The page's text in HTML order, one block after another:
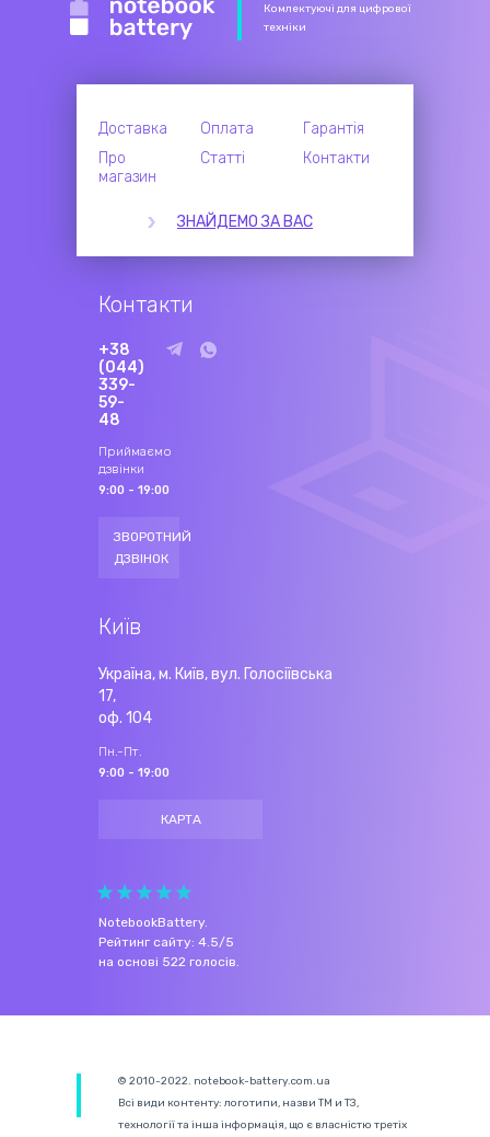
Комлектуючі для цифрової
техніки
Доставка Оплата
Гарантія
Про
магазин
Статті Контакти
ЗНАЙДЕМО ЗА ВАС
Контакти
+38
(044)
339-
59-
48
Приймаємо
дзвінки
9:00 - 19:00
ЗВОРОТНИЙ
ДЗВІНОК
Київ
Україна, м. Київ, вул. Голосіївська
17,
оф. 104
Пн.-Пт.
9:00 - 19:00
КАРТА
NotebookBattery.
Рейтинг сайту: 4.5/5
на основі 522 голосів.
© 2010-2022. notebook-battery.com.ua
Всі види контенту: логотипи, назви ТМ и ТЗ,
технології та інша інформація, що є власністю третіх